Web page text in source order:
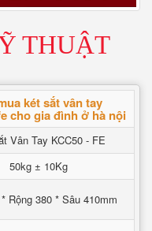
THUẬT
két sắt vân tay
cho gia đình ở hà nội
Vân Tay KCC50 - FE
50kg ± 10Kg
Rộng 380 * Sâu 410mm